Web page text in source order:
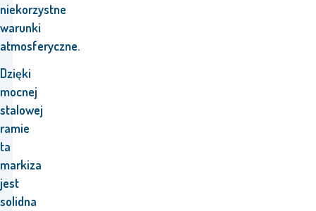
niekorzystne
warunki
atmosferyczne.
Dzięki
mocnej
stalowej
ramie
ta
markiza
jest
solidna